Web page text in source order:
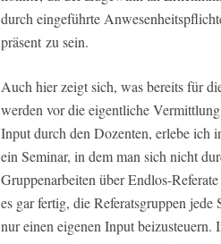
durch eingeführte
präsent zu sein.
Auch hier zeigt sich, was bereits für
werden vor die eigentliche
Input durch den Dozenten, erlebe ich
ein Seminar, in dem man sich nicht
Gruppenarbeiten über Endlos-
es gar fertig, die Referatsgruppen
nur einen eigenen Input beizusteuern.